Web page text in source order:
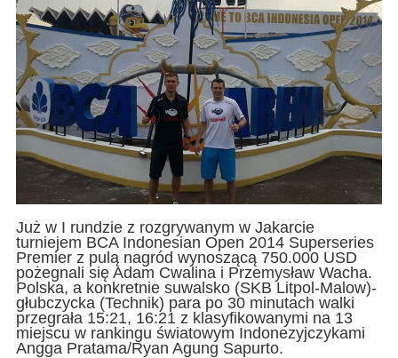
Już w I rundzie z rozgrywanym w Jakarcie
turniejem BCA Indonesian Open 2014 Superseries
Premier z pulą nagród wynoszącą 750.000 USD
pożegnali się Adam Cwalina i Przemysław Wacha.
Polska, a konkretnie suwalsko (SKB Litpol-Malow)-
głubczycka (Technik) para po 30 minutach walki
przegrała 15:21, 16:21 z klasyfikowanymi na 13
miejscu w rankingu światowym Indonezyjczykami
Angga Pratama/Ryan Agung Sapurto.